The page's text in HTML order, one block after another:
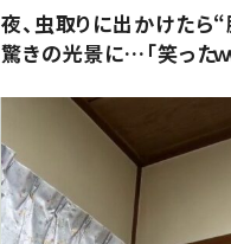
夜、虫取りに出かけた
驚きの光景に…「笑ったｗ